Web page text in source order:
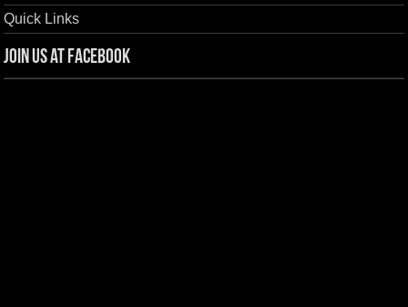
Quick Links
Join us at Facebook